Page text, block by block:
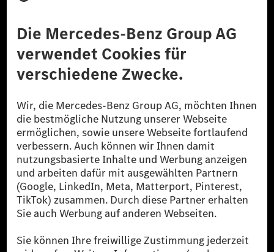
© 2026 Mercedes-Benz Group AG. Alle Rechte vorbehalten.
reduzierte CO₂-Emissionen bei der Mercedes-Benz Group durch
zertifizierte Ausgleichsprojekte kompensiert werden.
[2] Renewable Charging ist ein integraler Bestandteil von MB.CHARGE
Public in Europa, den USA, Kanada und China. Sofern an der jeweiligen
Ladestation noch kein Strom aus erneuerbaren Energien vorliegt,
verwendet Renewable Charging Grünstromzertifikate*. Diese stellen
sicher, dass für Ladevorgänge über MB.CHARGE Public eine äquivalente
Strommenge aus erneuerbaren Energien ins Stromnetz eingespeist wird.
Sie stammen ausschließlich aus Wind- und Solarkraftanlagen, die jünger
als sechs Jahre sind.
* Inkl. EKOenergy Ökolabel
* Die angegebenen Werte wurden nach dem vorgeschriebenen
Messverfahren WLTP (Worldwide harmonised Light vehicles Test